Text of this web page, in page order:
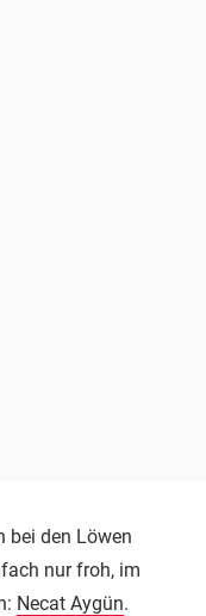
bei den Löwen
nur froh, im
Necat Aygün.